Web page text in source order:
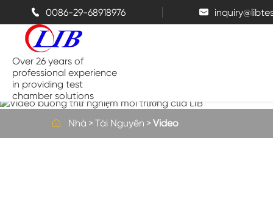
 0086-29-68918976 
Over 26 years of
professional experience
in providing test
chamber solutions
 Nhà Tài Nguyên Video